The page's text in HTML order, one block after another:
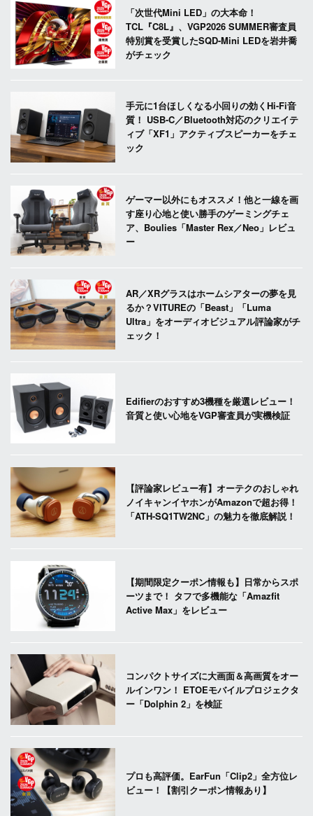
「次世代Mini LED」の大本命！
TCL『C8L』、VGP2026 SUMMER審査員
特別賞を受賞したSQD-Mini LEDを岩井喬
がチェック
手元に1台ほしくなる小回りの効くHi-Fi音
質！ USB-C／Bluetooth対応のクリエイテ
ィブ「XF1」アクティブスピーカーをチェ
ック
ゲーマー以外にもオススメ！他と一線を画
す座り心地と使い勝手のゲーミングチェ
ア、Boulies「Master Rex／Neo」レビュ
ー
AR／XRグラスはホームシアターの夢を見
るか？VITUREの「Beast」「Luma
Ultra」をオーディオビジュアル評論家がチ
ェック！
Edifierのおすすめ3機種を厳選レビュー！
音質と使い心地をVGP審査員が実機検証
【評論家レビュー有】オーテクのおしゃれ
ノイキャンイヤホンがAmazonで超お得！
「ATH-SQ1TW2NC」の魅力を徹底解説！
【期間限定クーポン情報も】日常からスポ
ーツまで！ タフで多機能な「Amazfit
Active Max」をレビュー
コンパクトサイズに大画面＆高画質をオー
ルインワン！ ETOEモバイルプロジェクタ
ー「Dolphin 2」を検証
プロも高評価。EarFun「Clip2」全方位レ
ビュー！【割引クーポン情報あり】